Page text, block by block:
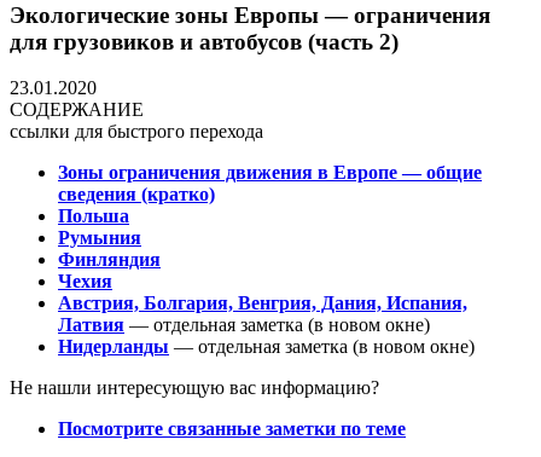
Экологические зоны Европы — ограничения
для грузовиков и автобусов (часть 2)
23.01.2020
СОДЕРЖАНИЕ
ссылки для быстрого перехода
Зоны ограничения движения в Европе — общие
сведения (кратко)
Польша
Румыния
Финляндия
Чехия
Австрия, Болгария, Венгрия, Дания, Испания,
Латвия — отдельная заметка (в новом окне)
Нидерланды — отдельная заметка (в новом окне)
Не нашли интересующую вас информацию?
Посмотрите связанные заметки по теме